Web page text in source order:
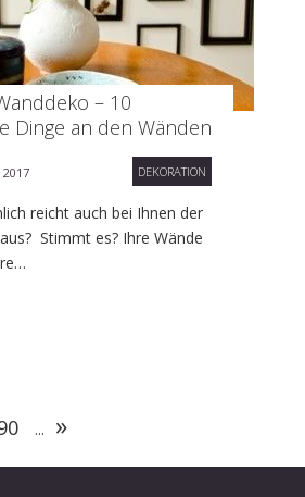
– 10
Dinge an den Wänden
2017 DEKORATION
reicht auch bei Ihnen der
Stimmt es? Ihre Wände
... »